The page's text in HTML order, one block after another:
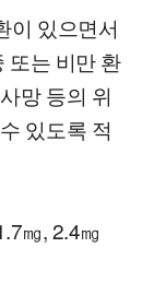
이 있으면서
또는 비만 환
망 등의 위
있도록 적
㎎, 2.4㎎